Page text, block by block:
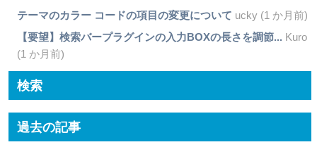
テーマのカラー コードの項目の変更について ucky (1 か月前)
【要望】検索バープラグインの入力BOXの長さを調節... Kuro
(1 か月前)
検索
過去の記事